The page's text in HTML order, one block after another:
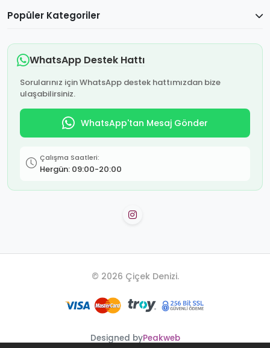
Popüler Kategoriler
WhatsApp Destek Hattı
Sorularınız için WhatsApp destek hattımızdan bize
ulaşabilirsiniz.
WhatsApp'tan Mesaj Gönder
Çalışma Saatleri:
Hergün: 09:00-20:00
© 2026 Çiçek Denizi.
Designed byPeakweb